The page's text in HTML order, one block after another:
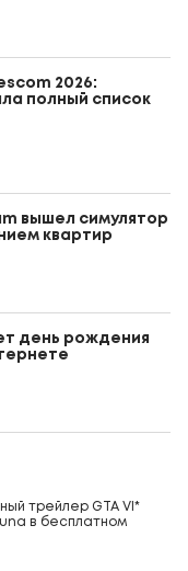
2026:
полный список
вышел симулятор
квартир
день рождения
трейлер GTA VI*
в бесплатном